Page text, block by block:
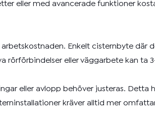
eller med avancerade funktioner
Enkelt cisternbyte där
rörförbindelser eller väggarbete kan ta
eller avlopp behöver justeras.
kräver alltid mer